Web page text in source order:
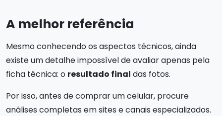
A melhor referência
Mesmo conhecendo os aspectos técnicos, ainda
existe um detalhe impossível de avaliar apenas pela
ficha técnica: o resultado final das fotos.
Por isso, antes de comprar um celular, procure
análises completas em sites e canais especializados.